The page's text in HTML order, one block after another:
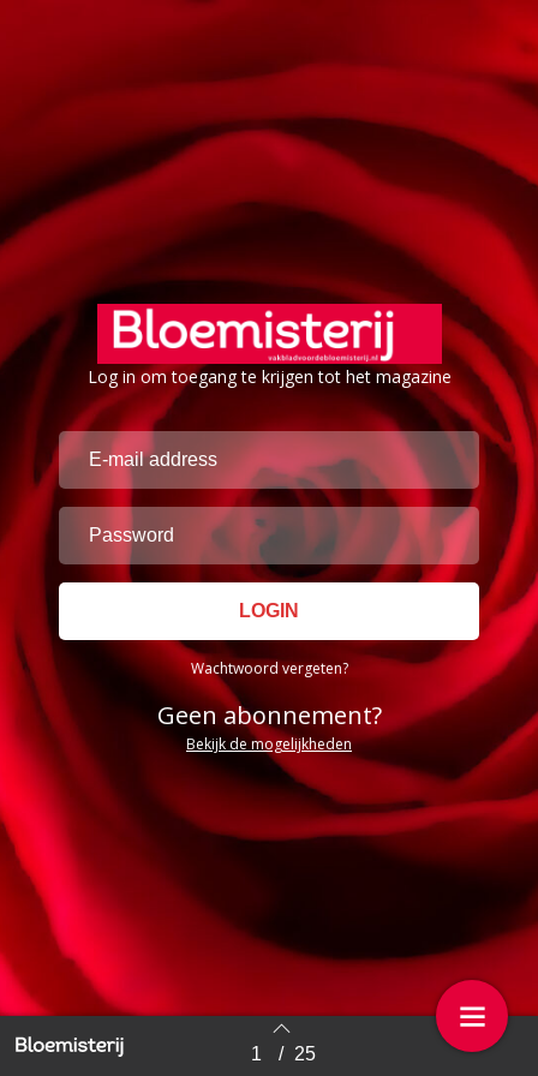
Log in om toegang te krijgen tot het magazine
Wachtwoord vergeten?
Geen abonnement?
Bekijk de mogelijkheden
Back to index 1 / 25